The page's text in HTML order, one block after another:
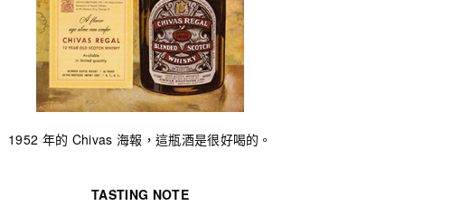
1952 年的 Chivas 海報，這瓶酒是很好喝的。
TASTING NOTE